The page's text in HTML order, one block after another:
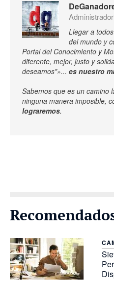
Administrador
Llegar a
del mundo y
Portal del Conocimiento y
diferente, mejor, justo y
deseamos"»... es nuestro
Sabemos que es un camino
ninguna manera imposible,
lograremos.